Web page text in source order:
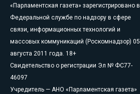
«Парламентская газета» зарегистрировано в
Федеральной службе по надзору в сфере
связи, информационных технологий и
массовых коммуникаций (Роскомнадзор) 05
августа 2011 года. 18+
Свидетельство о регистрации Эл № ФС77-
46097
Учредитель — АНО «Парламентская газета»